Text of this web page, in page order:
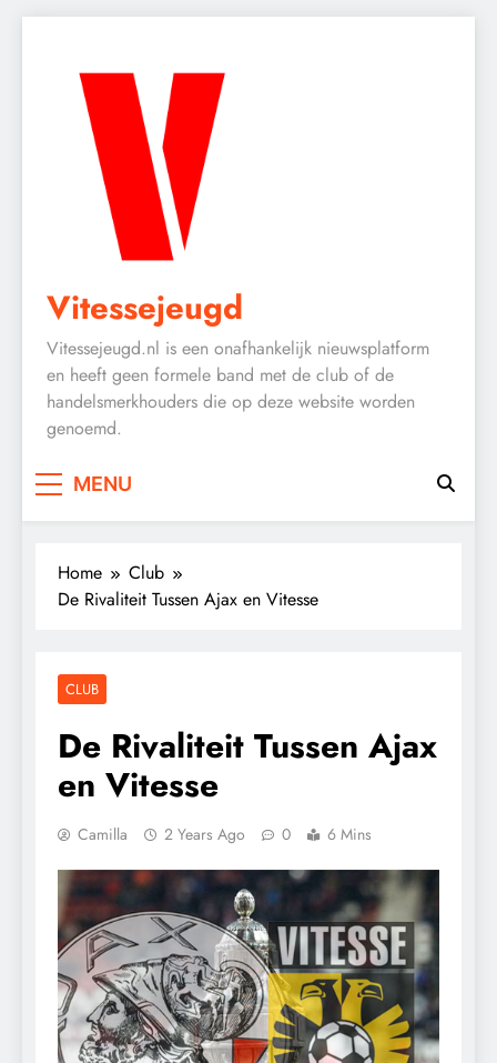
Vitessejeugd
Vitessejeugd.nl is een onafhankelijk nieuwsplatform
en heeft geen formele band met de club of de
handelsmerkhouders die op deze website worden
genoemd.
MENU
Home
Club
De Rivaliteit Tussen Ajax en Vitesse
CLUB
De Rivaliteit Tussen Ajax
en Vitesse
Camilla 2 Years Ago 0 6 Mins